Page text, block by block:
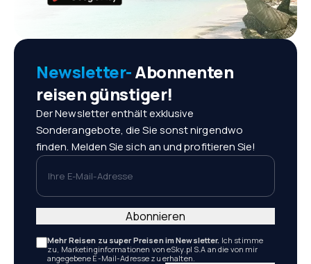
Newsletter-Abonnenten
reisen günstiger!
Der Newsletter enthält exklusive
Sonderangebote, die Sie sonst nirgendwo
finden. Melden Sie sich an und profitieren Sie!
Ihre E-Mail-Adresse
Mehr Reisen zu super Preisen im Newsletter. Ich stimme
zu, Marketinginformationen von eSky.pl S.A an die von mir
angegebene E-Mail-Adresse zu erhalten.
Abonnieren